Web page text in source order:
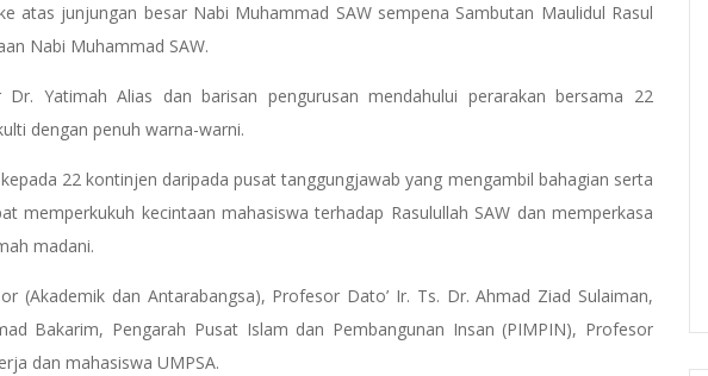
atas junjungan besar Nabi Muhammad SAW sempena Sambutan Maulidul Rasul
Nabi Muhammad SAW.
Dr. Yatimah Alias dan barisan pengurusan mendahului perarakan bersama 22
dengan penuh warna-warni.
22 kontinjen daripada pusat tanggungjawab yang mengambil bahagian serta
memperkukuh kecintaan mahasiswa terhadap Rasulullah SAW dan memperkasa
madani.
(Akademik dan Antarabangsa), Profesor Dato’ Ir. Ts. Dr. Ahmad Ziad Sulaiman,
Bakarim, Pengarah Pusat Islam dan Pembangunan Insan (PIMPIN), Profesor
dan mahasiswa UMPSA.